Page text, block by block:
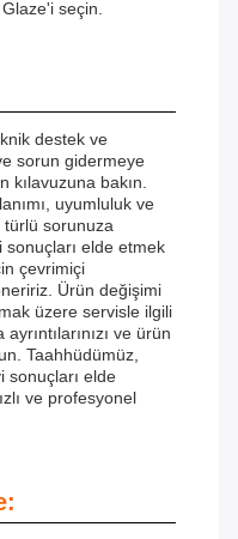
seçin.
destek ve
sorun gidermeye
kılavuzuna bakın.
uyumluluk ve
türlü sorunuza
sonuçları elde etmek
çevrimiçi
Ürün değişimi
üzere servisle ilgili
ve ürün
Taahhüdümüz,
sonuçları elde
ve profesyonel